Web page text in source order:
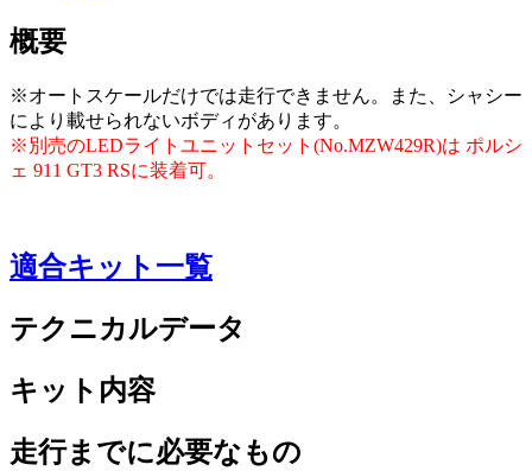
概要
※オートスケールだけでは走行できません。また、シャシー
により載せられないボディがあります。
※別売のLEDライトユニットセット(No.MZW429R)は ポルシ
ェ 911 GT3 RSに装着可。
適合キット一覧
テクニカルデータ
キット内容
走行までに必要なもの